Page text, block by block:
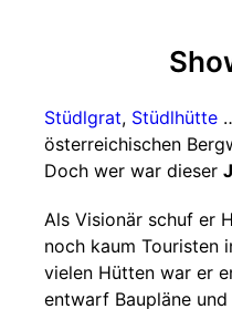
Stüdlgrat, Stüdlhütte
österreichischen
Doch wer war dieser
Als Visionär schuf er
noch kaum Touristen
vielen Hütten war er
entwarf Baupläne